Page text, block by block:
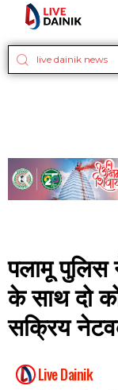
पलामू पुलिस
के साथ दो
सक्रिय
Live Dainik